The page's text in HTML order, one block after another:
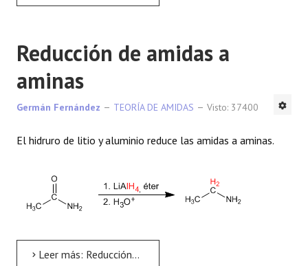
Reducción de amidas a
aminas
Germán Fernández TEORÍA DE AMIDAS Visto: 37400
El hidruro de litio y aluminio reduce las amidas a aminas.
Leer más: Reducción de amidas a aminas